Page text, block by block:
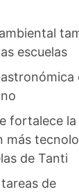
escuelas
fortalece la
más
de Tanti
de